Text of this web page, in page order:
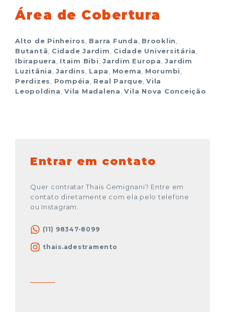
Área de Cobertura
Alto de Pinheiros Barra Funda Brooklin
Butantã
Cidade Jardim Cidade Universitária
Ibirapuera
Itaim Bibi Jardim Europa ,Jardim
Luzitânia ,Jardins Lapa Moema Morumbi
Perdizes
Pompéia Real Parque Vila
Leopoldina Vila Madalena ,Vila Nova Conceição
Entrar em contato
Quer contratar Thais Gemignani? Entre em
contato diretamente com ela pelo telefone
ou Instagram.
(11) 98347-8099
thais.adestramento